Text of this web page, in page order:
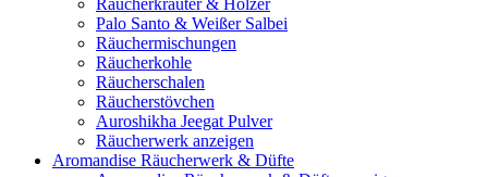
Räucherkräuter & Hölzer
Palo Santo & Weißer Salbei
Räuchermischungen
Räucherkohle
Räucherschalen
Räucherstövchen
Auroshikha Jeegat Pulver
Räucherwerk anzeigen
Aromandise Räucherwerk & Düfte